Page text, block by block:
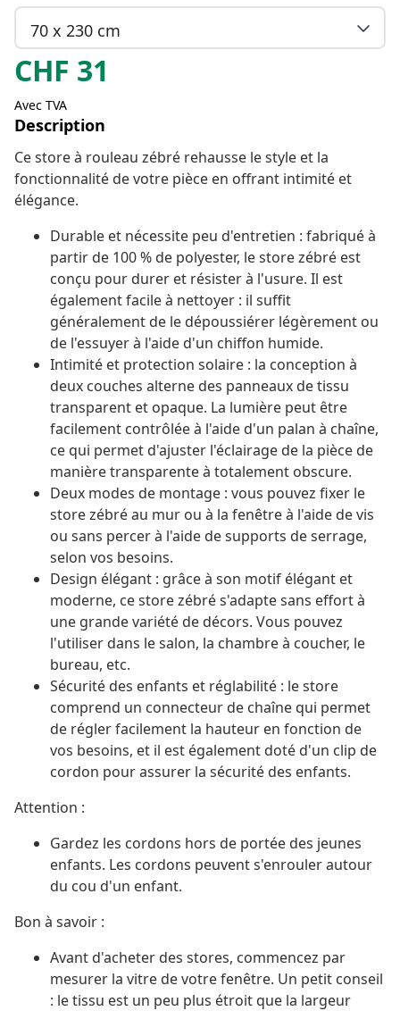
70 x 230 cm
CHF 31
Avec TVA
Description
Ce store à rouleau zébré rehausse le style et la
fonctionnalité de votre pièce en offrant intimité et
élégance.
Durable et nécessite peu d'entretien : fabriqué à
partir de 100 % de polyester, le store zébré est
conçu pour durer et résister à l'usure. Il est
également facile à nettoyer : il suffit
généralement de le dépoussiérer légèrement ou
de l'essuyer à l'aide d'un chiffon humide.
Intimité et protection solaire : la conception à
deux couches alterne des panneaux de tissu
transparent et opaque. La lumière peut être
facilement contrôlée à l'aide d'un palan à chaîne,
ce qui permet d'ajuster l'éclairage de la pièce de
manière transparente à totalement obscure.
Deux modes de montage : vous pouvez fixer le
store zébré au mur ou à la fenêtre à l'aide de vis
ou sans percer à l'aide de supports de serrage,
selon vos besoins.
Design élégant : grâce à son motif élégant et
moderne, ce store zébré s'adapte sans effort à
une grande variété de décors. Vous pouvez
l'utiliser dans le salon, la chambre à coucher, le
bureau, etc.
Sécurité des enfants et réglabilité : le store
comprend un connecteur de chaîne qui permet
de régler facilement la hauteur en fonction de
vos besoins, et il est également doté d'un clip de
cordon pour assurer la sécurité des enfants.
Attention :
Gardez les cordons hors de portée des jeunes
enfants. Les cordons peuvent s'enrouler autour
du cou d'un enfant.
Bon à savoir :
Avant d'acheter des stores, commencez par
mesurer la vitre de votre fenêtre. Un petit conseil
: le tissu est un peu plus étroit que la largeur